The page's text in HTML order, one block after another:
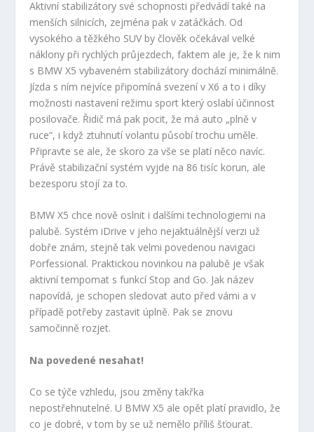
Aktivní stabilizátory své schopnosti předvádí také na
menších silnicích, zejména pak v zatáčkách. Od
vysokého a těžkého SUV by člověk očekával velké
náklony při rychlých průjezdech, faktem ale je, že k nim
s BMW X5 vybaveném stabilizátory dochází minimálně.
Jízda s ním nejvíce připomíná svezení v X6 a to i díky
možnosti nastavení režimu sport který oslabí účinnost
posilovače. Řidič má pak pocit, že má auto „plně v
ruce“, i když ztuhnutí volantu působí trochu uměle.
Připravte se ale, že skoro za vše se platí něco navíc.
Právě stabilizační systém vyjde na 86 tisíc korun, ale
bezesporu stojí za to.
BMW X5 chce nově oslnit i dalšími technologiemi na
palubě. Systém iDrive v jeho nejaktuálnější verzi už
dobře znám, stejně tak velmi povedenou navigaci
Porfessional. Praktickou novinkou na palubě je však
aktivní tempomat s funkcí Stop and Go. Jak název
napovídá, je schopen sledovat auto před vámi a v
případě potřeby zastavit úplně. Pak se znovu
samočinně rozjet.
Na povedené nesahat!
Co se týče vzhledu, jsou změny takřka
nepostřehnutelné. U BMW X5 ale opět platí pravidlo, že
co je dobré, v tom by se už nemělo příliš šťourat.